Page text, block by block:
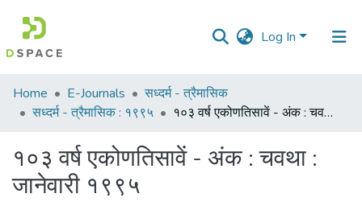
Log In
Communities
&
All of DSpace
Home E-Journals
सध्दर्म - त्रैमासिक
सध्दर्म - त्रैमासिक : १९९५
१०३ वर्ष एकोणतिसावें - अंक : चवथा : जानेवारी १९९५
१०३ वर्ष एकोणतिसावें - अंक : चवथा :
जानेवारी १९९५